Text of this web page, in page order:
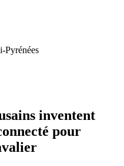
Pyrénées
inventent
pour